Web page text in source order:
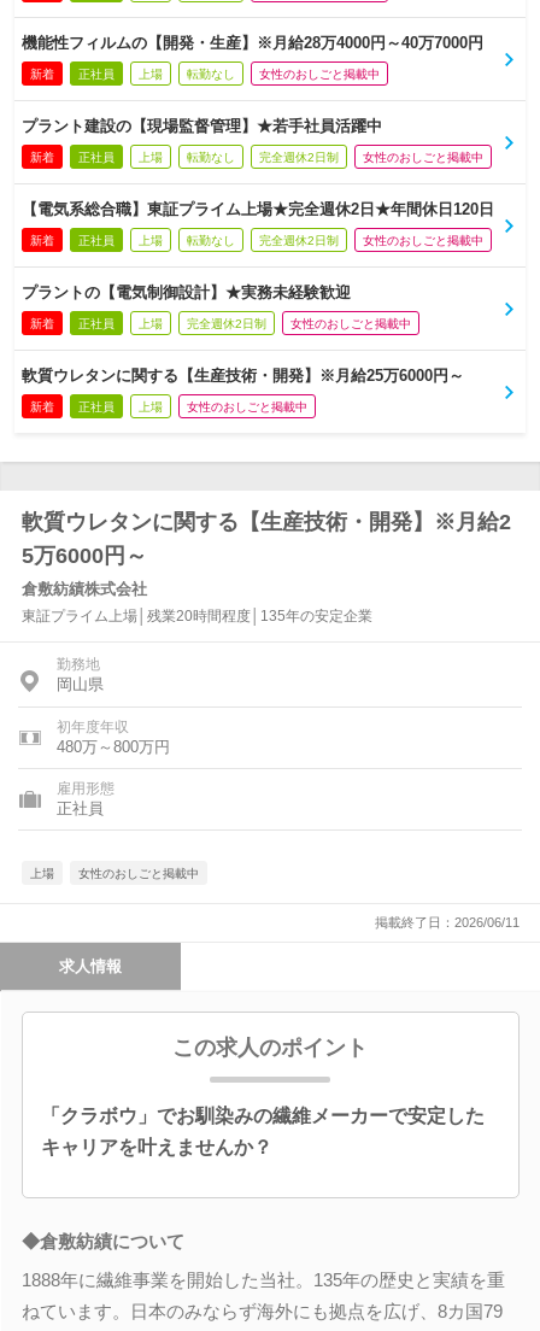
機能性フィルムの【開発・生産】※月給28万4000円～40万7000円
新着 正社員 上場 転勤なし 女性のおしごと掲載中
プラント建設の【現場監督管理】★若手社員活躍中
新着 正社員 上場 転勤なし 完全週休2日制 女性のおしごと掲載中
【電気系総合職】東証プライム上場★完全週休2日★年間休日120日
新着 正社員 上場 転勤なし 完全週休2日制 女性のおしごと掲載中
プラントの【電気制御設計】★実務未経験歓迎
新着 正社員 上場 完全週休2日制 女性のおしごと掲載中
軟質ウレタンに関する【生産技術・開発】※月給25万6000円～
新着 正社員 上場 女性のおしごと掲載中
軟質ウレタンに関する【生産技術・開発】※月給2
5万6000円～
倉敷紡績株式会社
東証プライム上場│残業20時間程度│135年の安定企業
勤務地
岡山県
初年度年収
480万～800万円
雇用形態
正社員
上場 女性のおしごと掲載中
掲載終了日：2026/06/11
求人情報
この求人のポイント
「クラボウ」でお馴染みの繊維メーカーで安定した
キャリアを叶えませんか？
◆倉敷紡績について
1888年に繊維事業を開始した当社。135年の歴史と実績を重
ねています。日本のみならず海外にも拠点を広げ、8カ国79